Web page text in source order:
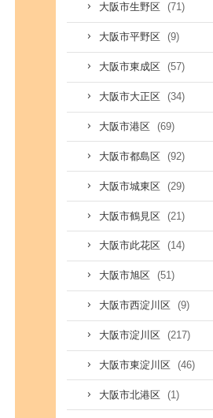
大阪市生野区 (71)
大阪市平野区 (9)
大阪市東成区 (57)
大阪市大正区 (34)
大阪市港区 (69)
大阪市都島区 (92)
大阪市城東区 (29)
大阪市鶴見区 (21)
大阪市此花区 (14)
大阪市旭区 (51)
大阪市西淀川区 (9)
大阪市淀川区 (217)
大阪市東淀川区 (46)
大阪市北港区 (1)